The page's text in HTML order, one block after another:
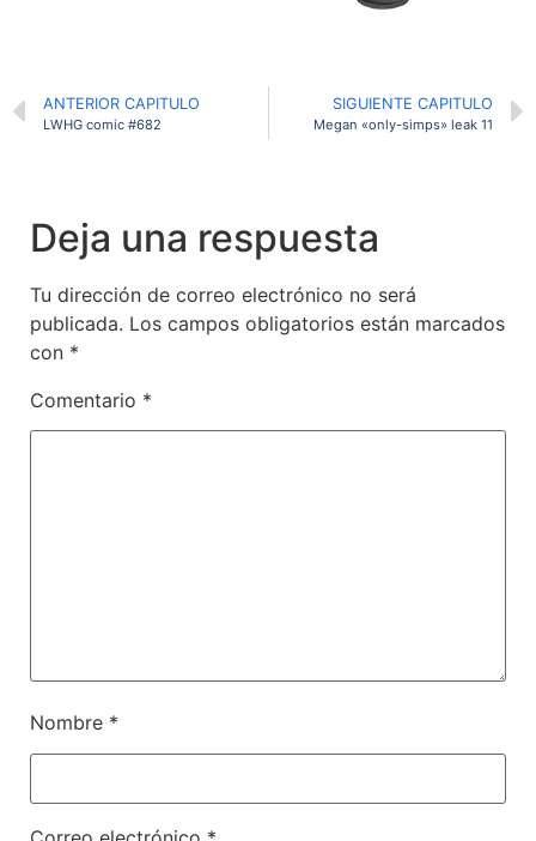
ANTERIOR CAPITULO
LWHG comic #682
SIGUIENTE CAPITULO
Megan «only-simps» leak 11
Deja una respuesta
Tu dirección de correo electrónico no será
publicada. Los campos obligatorios están marcados
con *
Comentario *
Nombre *